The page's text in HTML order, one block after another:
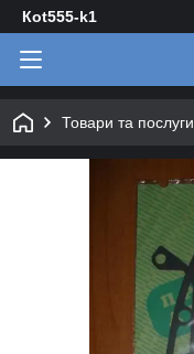
Кot555-k1
Товари та послуги